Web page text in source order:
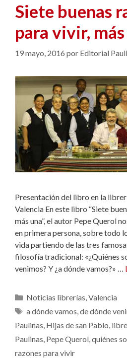
Siete buenas
para vivir,
19 mayo, 2016 por Editorial
Presentación del libro en la
Valencia En este libro “Siete
más una”, el autor Pepe Querol
en primera persona, sobre todo
vida partiendo de las tres
filosofía tradicional: «¿Quiénes
venimos? Y ¿a dónde vamos?» …
Categorías
Noticias librerías,Valencia
Etiquetas
a dónde vamos,de dónde
Paulinas, Hijas de san Pablo,
Paulinas, Pepe Querol,quiénes
razones para vivir